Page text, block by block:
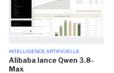
INTELLIGENCE ARTIFICIELLE
Alibaba lance Qwen 3.8-
Max